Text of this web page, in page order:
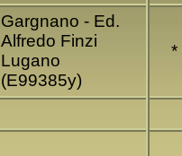
Gargnano - Ed.
Alfredo Finzi
Lugano
(E99385y)
*